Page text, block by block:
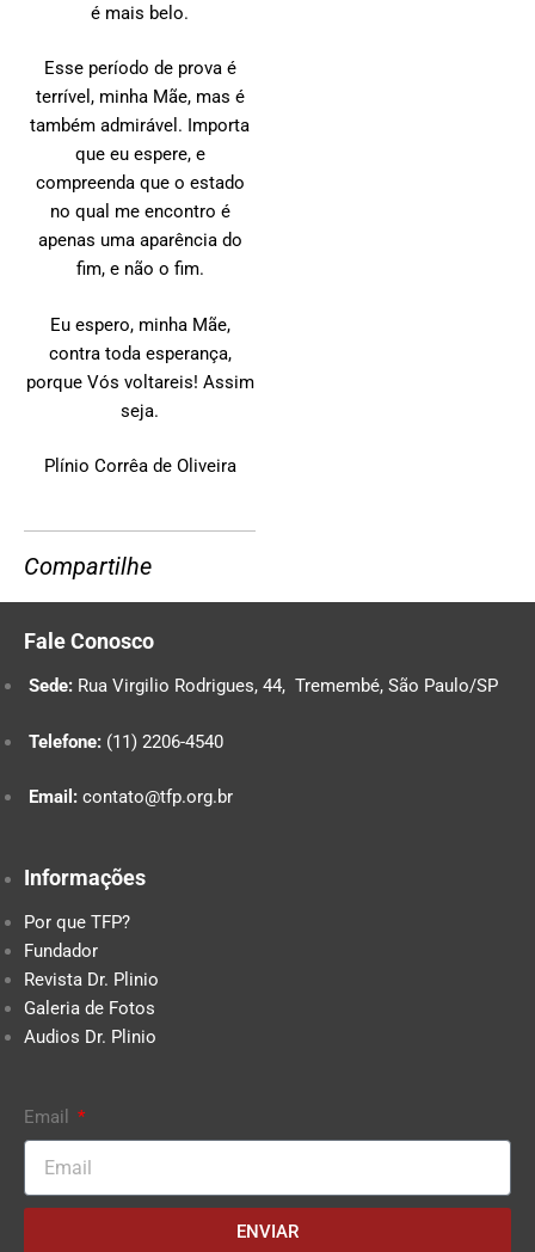
é mais belo.
Esse período de prova é
terrível, minha Mãe, mas é
também admirável. Importa
que eu espere, e
compreenda que o estado
no qual me encontro é
apenas uma aparência do
fim, e não o fim.
Eu espero, minha Mãe,
contra toda esperança,
porque Vós voltareis! Assim
seja.
Plínio Corrêa de Oliveira
Compartilhe
Fale Conosco
Sede: Rua Virgilio Rodrigues, 44, Tremembé, São Paulo/SP
Telefone: (11) 2206-4540
Email: contato@tfp.org.br
Informações
Por que TFP?
Fundador
Revista Dr. Plinio
Galeria de Fotos
Audios Dr. Plinio
Email
ENVIAR